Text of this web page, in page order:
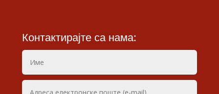
Контактирајте са нама: